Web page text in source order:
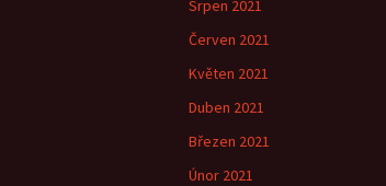
Srpen 2021
Červen 2021
Květen 2021
Duben 2021
Březen 2021
Únor 2021